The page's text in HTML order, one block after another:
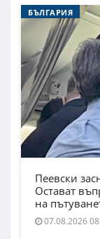
БЪЛГАРИЯ
Пеевски
Остават
на
07.08.2026